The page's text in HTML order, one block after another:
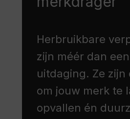
Herbruikbare
zijn méér dan
uitdaging. Ze zijn
om jouw merk te
opvallen én